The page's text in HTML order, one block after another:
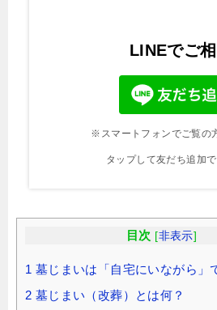
LINEでご
※スマートフォンでご覧の
タップして友だち追加で
目次 [非表示]
1 墓じまいは「自宅にいながら」
2 墓じまい（改葬）とは何？